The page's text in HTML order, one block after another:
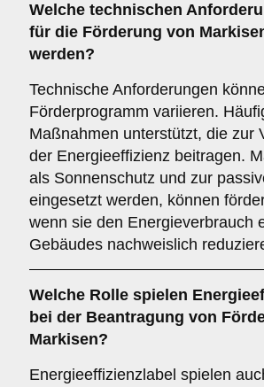
Welche technischen
für die Förderung von
werden?
Technische Anforderungen
Förderprogramm variieren.
Maßnahmen unterstützt, die zur
der Energieeffizienz beitragen.
als Sonnenschutz und zur
eingesetzt werden, können
wenn sie den Energieverbrauch
Gebäudes nachweislich
Welche Rolle spielen
bei der Beantragung von
Markisen?
Energieeffizienzlabel spielen